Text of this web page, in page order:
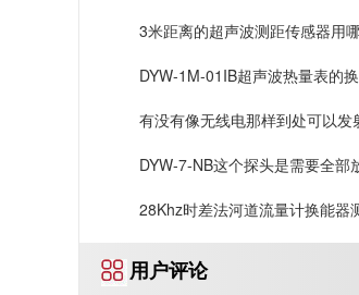
3米距离的超声波测距传感器用
DYW-1M-01IB超声波热量表的
有没有像无线电那样到处可以发
DYW-7-NB这个探头是需要全部
28Khz时差法河道流量计换能器
用户评论